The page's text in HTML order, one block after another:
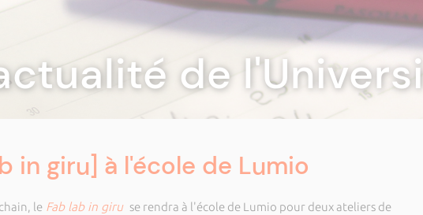
de
in giru] à l'école de Lumio
leFab lab in giru se rendra à l'école de Lumio pour deux ateliers de